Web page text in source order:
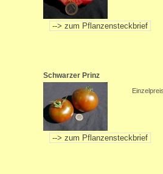
Schwarzer Prinz